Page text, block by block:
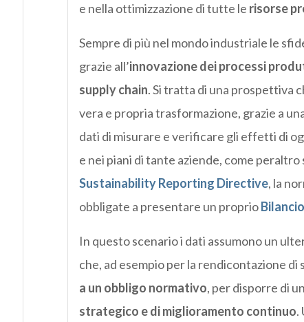
e nella ottimizzazione di tutte le risorse
Sempre di più nel mondo industriale le
grazie all’innovazione dei processi
supply chain. Si tratta di una prospettiva
vera e propria trasformazione, grazie a
dati di misurare e verificare gli effetti di
e nei piani di tante aziende, come peraltro
Sustainability Reporting Directive, la
obbligate a presentare un proprio
In questo scenario i dati assumono un
che, ad esempio per la rendicontazione
a un obbligo normativo, per disporre di
strategico e di miglioramento continuo.